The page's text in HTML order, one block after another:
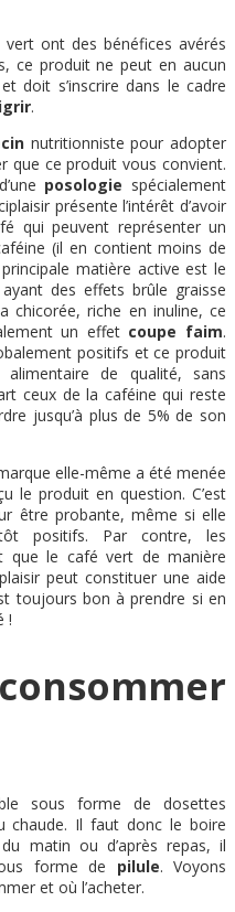
ont des bénéfices avérés
ce produit ne peut en aucun
doit s’inscrire dans le cadre
.
nutritionniste pour adopter
que ce produit vous convient.
posologie spécialement
présente l’intérêt d’avoir
qui peuvent représenter un
(il en contient moins de
matière active est le
des effets brûle graisse
chicorée, riche en inuline, ce
un effet coupe faim.
positifs et ce produit
de qualité, sans
ceux de la caféine qui reste
jusqu’à plus de 5% de son
elle-même a été menée
le produit en question. C’est
être probante, même si elle
positifs. Par contre, les
que le café vert de manière
peut constituer une aide
toujours bon à prendre si en
!
sous forme de dosettes
chaude. Il faut donc le boire
matin ou d’après repas, il
forme de pilule. Voyons
et où l’acheter.